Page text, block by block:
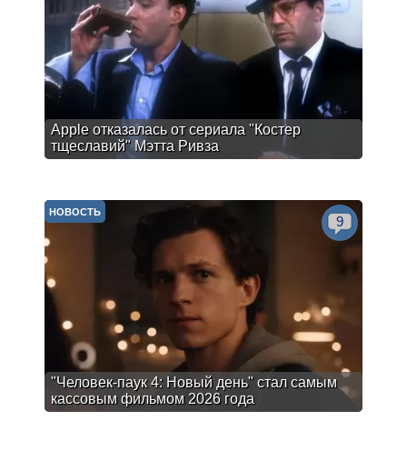
Apple отказалась от сериала "Костер
тщеславий" Мэтта Ривза
"Человек-паук 4: Новый день" стал самым
кассовым фильмом 2026 года
НОВОСТЬ
9